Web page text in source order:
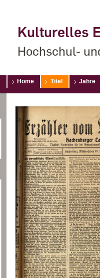
Kulturelles
Hochschul-
Home Titel Jahre